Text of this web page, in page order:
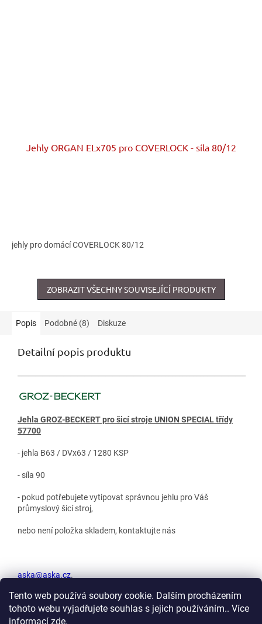
Tento web používá soubory cookie. Dalším procházením
tohoto webu vyjadřujete souhlas s jejich používáním.. Více
informací zde.
Jehly ORGAN ELx705 pro COVERLOCK - síla 80/12
jehly pro domácí COVERLOCK 80/12
ZOBRAZIT VŠECHNY SOUVISEJÍCÍ PRODUKTY
Popis Podobné (8) Diskuze
Detailní popis produktu
Jehla GROZ-BECKERT pro šicí stroje UNION SPECIAL třídy
57700
- jehla B63 / DVx63 / 1280 KSP
- síla 90
- pokud potřebujete vytipovat správnou jehlu pro Váš
průmyslový šicí stroj,
nebo není položka skladem, kontaktujte nás
aska@aska.cz.